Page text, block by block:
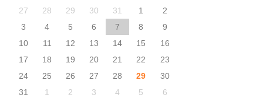
27
28 29 30 31 1
2
3
4 5 6 7 8
9
10
11 12 13 14 15
16
17
18 19 20 21 22
23
24
25 26 27 28 29
30
31
1 2 3 4 5 6